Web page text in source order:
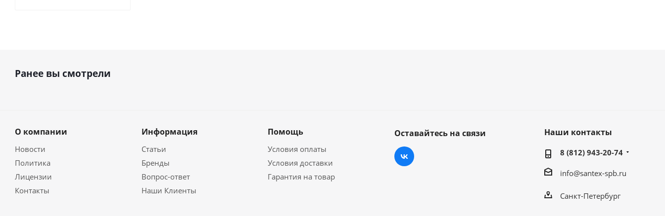
Ранее вы смотрели
О компании
Новости
Политика
Лицензии
Контакты
Информация
Статьи
Бренды
Вопрос-ответ
Наши Клиенты
Помощь
Условия оплаты
Условия доставки
Гарантия на товар
Оставайтесь на связи Наши контакты
8 (812) 943-20-74
info@santex-spb.ru
Санкт-Петербург